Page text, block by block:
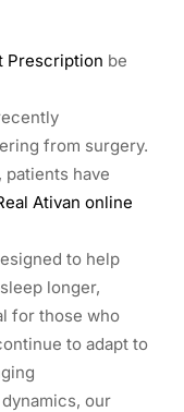
Prescription be
from surgery.
have
Ativan online
to help
longer,
for those who
to adapt to
our